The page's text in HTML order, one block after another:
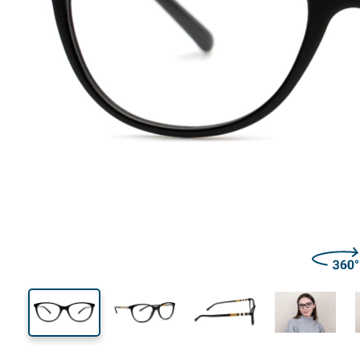
Szélesség
39 mm
Lencsemagasság
52 mm
Lencseszélesség